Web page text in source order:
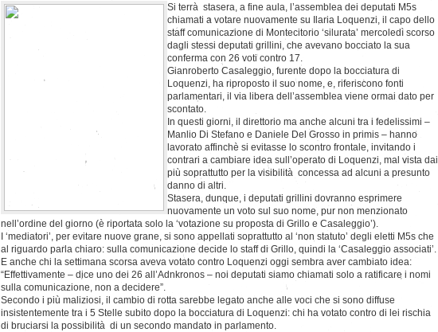
Si terrà stasera, a fine aula, l’assemblea dei deputati M5s
chiamati a votare nuovamente su Ilaria Loquenzi, il capo dello
staff comunicazione di Montecitorio ‘silurata’ mercoledì scorso
dagli stessi deputati grillini, che avevano bocciato la sua
conferma con 26 voti contro 17.
Gianroberto Casaleggio, furente dopo la bocciatura di
Loquenzi, ha riproposto il suo nome, e, riferiscono fonti
parlamentari, il via libera dell’assemblea viene ormai dato per
scontato.
In questi giorni, il direttorio ma anche alcuni tra i fedelissimi –
Manlio Di Stefano e Daniele Del Grosso in primis – hanno
lavorato affinchè si evitasse lo scontro frontale, invitando i
contrari a cambiare idea sull’operato di Loquenzi, mal vista dai
più soprattutto per la visibilità concessa ad alcuni a presunto
danno di altri.
Stasera, dunque, i deputati grillini dovranno esprimere
nuovamente un voto sul suo nome, pur non menzionato
nell’ordine del giorno (è riportata solo la ‘votazione su proposta di Grillo e Casaleggio’).
I ‘mediatori’, per evitare nuove grane, si sono appellati soprattutto al ‘non statuto’ degli eletti M5s che
al riguardo parla chiaro: sulla comunicazione decide lo staff di Grillo, quindi la ‘Casaleggio associati’.
E anche chi la settimana scorsa aveva votato contro Loquenzi oggi sembra aver cambiato idea:
“Effettivamente – dice uno dei 26 all’Adnkronos – noi deputati siamo chiamati solo a ratificare i nomi
sulla comunicazione, non a decidere”.
Secondo i più maliziosi, il cambio di rotta sarebbe legato anche alle voci che si sono diffuse
insistentemente tra i 5 Stelle subito dopo la bocciatura di Loquenzi: chi ha votato contro di lei rischia
di bruciarsi la possibilità di un secondo mandato in parlamento.